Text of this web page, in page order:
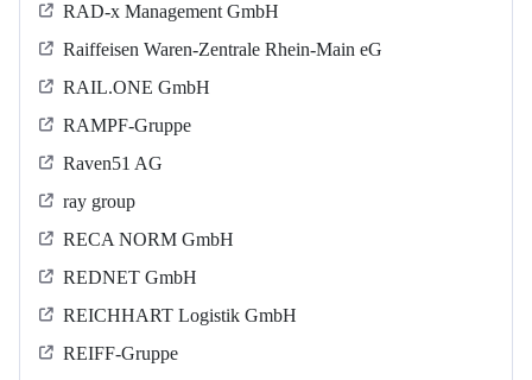
RAD-x Management GmbH
Raiffeisen Waren-Zentrale Rhein-Main eG
RAIL.ONE GmbH
RAMPF-Gruppe
Raven51 AG
ray group
RECA NORM GmbH
REDNET GmbH
REICHHART Logistik GmbH
REIFF-Gruppe